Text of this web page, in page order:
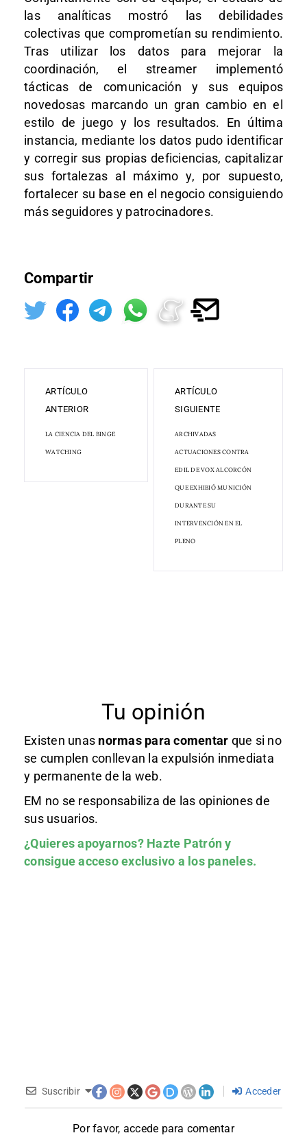
las analíticas mostró las debilidades
colectivas que comprometían su rendimiento.
Tras utilizar los datos para mejorar la
coordinación, el streamer implementó
tácticas de comunicación y sus equipos
novedosas marcando un gran cambio en el
estilo de juego y los resultados. En última
instancia, mediante los datos pudo identificar
y corregir sus propias deficiencias, capitalizar
sus fortalezas al máximo y, por supuesto,
fortalecer su base en el negocio consiguiendo
más seguidores y patrocinadores.
Compartir
ARTÍCULO
ANTERIOR
LA CIENCIA DEL BINGE
WATCHING
ARTÍCULO
SIGUIENTE
ARCHIVADAS
ACTUACIONES CONTRA
EDIL DE VOX ALCORCÓN
QUE EXHIBIÓ MUNICIÓN
DURANTE SU
INTERVENCIÓN EN EL
PLENO
Tu opinión
Existen unas normas para comentar que si no
se cumplen conllevan la expulsión inmediata
y permanente de la web.
EM no se responsabiliza de las opiniones de
sus usuarios.
¿Quieres apoyarnos? Hazte Patróny
consigue acceso exclusivo a los paneles.
Suscribir Acceder
Por favor, accede para comentar